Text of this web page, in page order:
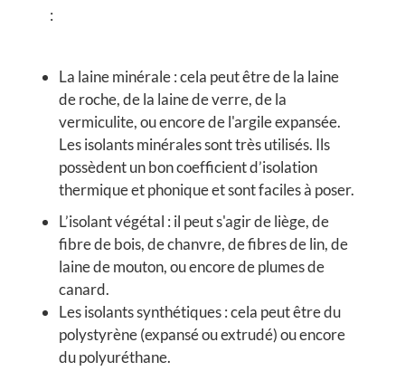
:
La laine minérale: cela peut être de la laine
de roche, de la laine de verre, de la
vermiculite, ou encore de l'argile expansée.
Les isolants minérales sont très utilisés. Ils
possèdent un bon coefficient d’isolation
thermique et phonique et sont faciles à poser.
L’isolant végétal : il peut s'agir de liège, de
fibre de bois, de chanvre, de fibres de lin, de
laine de mouton, ou encore de plumes de
canard.
Les isolants synthétiques: cela peut être du
polystyrène (expansé ou extrudé) ou encore
du polyuréthane.